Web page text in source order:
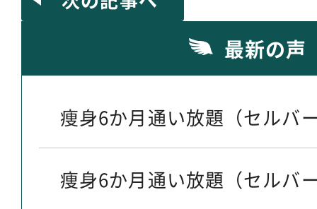
最新の声
痩身6か月通い放題（セルバ
痩身6か月通い放題（セルバ